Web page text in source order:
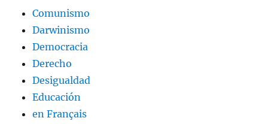
Comunismo
Darwinismo
Democracia
Derecho
Desigualdad
Educación
en Français